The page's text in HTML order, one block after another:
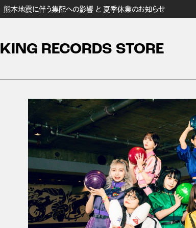
熊本地震に伴う集配への影響 と 夏季休業のお知らせ
KING RECORDS STORE